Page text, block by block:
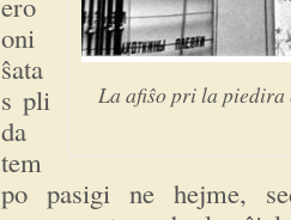
La afiŝo pri la piedira
oni
ŝata
s pli
da
tem
po pasigi ne hejme,